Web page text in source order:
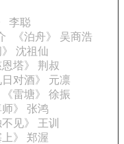
李聪
《泊舟》 吴商浩
》 沈祖仙
恩塔》 荆叔
日对酒》 元凛
《雷塘》 徐振
师》 张鸿
不见》 王训
上》 郑渥